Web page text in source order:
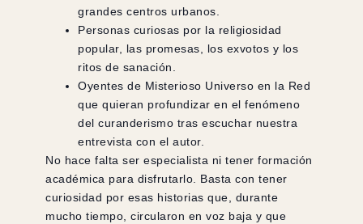
grandes centros urbanos.
Personas curiosas por la religiosidad
popular, las promesas, los exvotos y los
ritos de sanación.
Oyentes de Misterioso Universo en la Red
que quieran profundizar en el fenómeno
del curanderismo tras escuchar nuestra
entrevista con el autor.
No hace falta ser especialista ni tener formación
académica para disfrutarlo. Basta con tener
curiosidad por esas historias que, durante
mucho tiempo, circularon en voz baja y que